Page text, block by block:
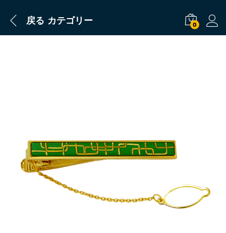
戻る カテゴリー 0